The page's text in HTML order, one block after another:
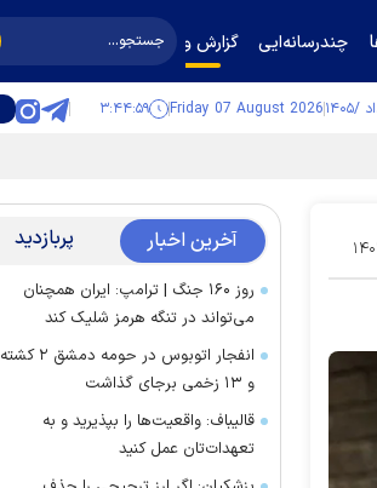
چندرسانه‌ایی گزارش و گفت‌وگو
Friday 07 August 2026 ۳:۴۵:۰۰
۰۳ آخرین اخبار پربازدید
روز ۱۶۰ جنگ | ترامپ: ایران همچنان
می‌تواند در تنگه هرمز شلیک کند
انفجار اتوبوس در حومه دمشق ۲ کشته
و ۱۳ زخمی برجای گذاشت
قالیباف: واقعیت‌ها را بپذیرید و به
تعهدات‌تان عمل کنید